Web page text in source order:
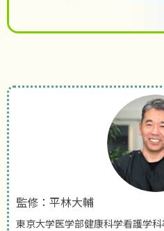
監修：平林大輔
東京大学医学部健康科学看護学